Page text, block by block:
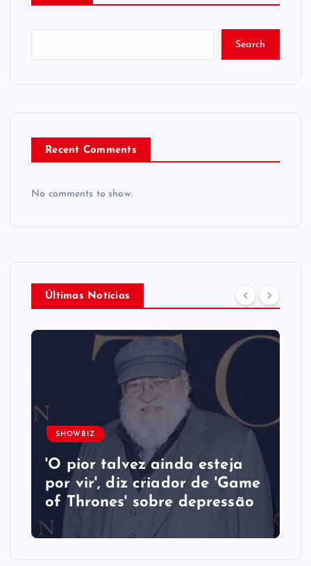
Search
Recent Comments
No comments to show.
Últimas Notícias
SHOWBIZ
'O pior talvez ainda esteja
por vir', diz criador de 'Game
of Thrones' sobre depressão